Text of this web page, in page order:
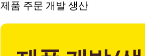
제품 주문 개발 생산